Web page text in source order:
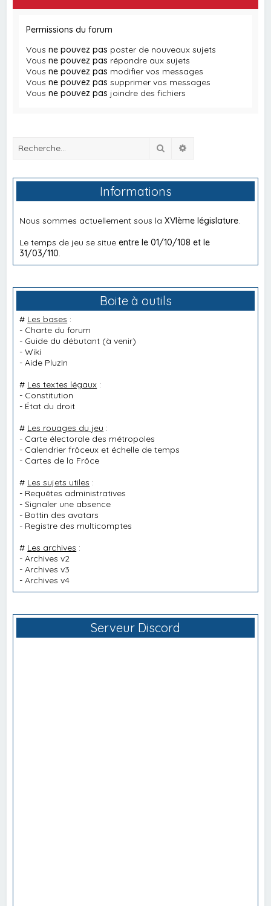
Permissions du forum
Vousne pouvez pas poster de nouveaux sujets
Vousne pouvez pas répondre aux sujets
Vousne pouvez pas modifier vos messages
Vousne pouvez pas supprimer vos messages
Vousne pouvez pas joindre des fichiers
Rechercher
Informations
Nous sommes actuellement sous laXVIème législature
Le temps de jeu se situeentre le 01/10/108 et le
31/03/110
Boite à outils
# Les bases :
- Charte du forum
- Guide du débutant (à venir)
-Wiki
-Aide PluzIn
# Les textes légaux :
- Constitution
- État du droit
# Les rouages du jeu :
- Carte électorale des métropoles
- Calendrier frôceux et échelle de temps
- Cartes de la Frôce
# Les sujets utiles :
- Requêtes administratives
-Signaler une absence
- Bottin des avatars
- Registre des multicomptes
# Les archives :
-Archives v2
-Archives v3
-Archives v4
Serveur Discord